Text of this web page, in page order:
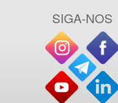
SIGA-NOS